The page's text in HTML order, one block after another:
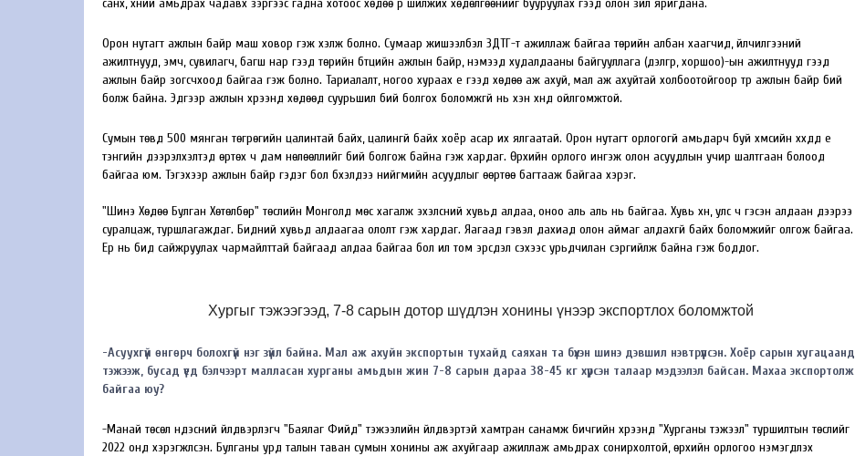
Орон нутагт ажлын байр маш ховор гэж хэлж болно. Сумаар жишээлбэл ЗДТГ-т ажиллаж байгаа төрийн албан хаагчид, үйлчилгээний
ажилтнууд, эмч, сувилагч, багш нар гээд төрийн бүтцийн ажлын байр, нэмээд худалдааны байгууллага (дэлгүүр, хоршоо)-ын ажилтнууд гээд
ажлын байр зогсчхоод байгаа гэж болно. Тариалалт, ногоо хураах үе гээд хөдөө аж ахуй, мал аж ахуйтай холбоотойгоор түр ажлын байр бий
болж байна. Эдгээр ажлын хүрээнд хөдөөд суурьшил бий болгох боломжгүй нь хэн хүнд ойлгомжтой.
Сумын төвд 500 мянган төгрөгийн цалинтай байх, цалингүй байх хоёр асар их ялгаатай. Орон нутагт орлогогүй амьдарч буй хүмүүсийн хүүхдүүд үе
тэнгийн дээрэлхэлтэд өртөх ч дам нөлөөллийг бий болгож байна гэж хардаг. Өрхийн орлого ингэж олон асуудлын учир шалтгаан болоод
байгаа юм. Тэгэхээр ажлын байр гэдэг бол бүхэлдээ нийгмийн асуудлыг өөртөө багтааж байгаа хэрэг.
"Шинэ Хөдөө Булган Хөтөлбөр" төслийн Монголд мөс хагалж эхэлсний хувьд алдаа, оноо аль аль нь байгаа. Хувь хүн, улс ч гэсэн алдаан дээрээ
суралцаж, туршлагаждаг. Бидний хувьд алдаагаа ололт гэж хардаг. Яагаад гэвэл дахиад олон аймаг алдахгүй байх боломжийг олгож байгаа.
Ер нь бид сайжруулах чармайлттай байгаад алдаа байгаа бол илүү том эрсдэл үүсэхээс урьдчилан сэргийлж байна гэж боддог.
Хургыг тэжээгээд, 7-8 сарын дотор шүдлэн хонины үнээр экспортлох боломжтой
-Асуухгүй өнгөрч болохгүй нэг зүйл байна. Мал аж ахуйн экспортын тухайд саяхан та бүхэн шинэ дэвшил нэвтрүүлсэн. Хоёр сарын хугацаанд
тэжээж, бусад үед бэлчээрт малласан хурганы амьдын жин 7-8 сарын дараа 38-45 кг хүрсэн талаар мэдээлэл байсан. Махаа экспортолж
байгаа юу?
-Манай төсөл үндэсний үйлдвэрлэгч "Баялаг Фийд" тэжээлийн үйлдвэртэй хамтран санамж бичгийн хүрээнд "Хурганы тэжээл" туршилтын төслийг
2022 онд хэрэгжүүлсэн. Булганы урд талын таван сумын хонины аж ахуйгаар ажиллаж амьдрах сонирхолтой, өрхийн орлогоо нэмэгдүүлэх